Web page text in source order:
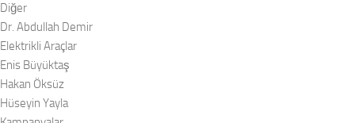
Diğer
Dr. Abdullah Demir
Elektrikli Araçlar
Enis Büyüktaş
Hakan Öksüz
Hüseyin Yayla